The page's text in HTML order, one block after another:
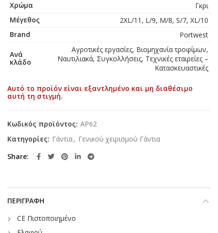
Χρώμα
Γκρι
Μέγεθος
2XL/11, L/9, M/8, S/7, XL/10
Brand
Portwest
Ανά
κλάδο
Αγροτικές εργασίες, Βιομηχανία τροφίμων,
Ναυτιλιακά, Συγκολλήσεις, Τεχνικές εταιρείες –
Κατασκευαστικές
Αυτό το προϊόν είναι εξαντλημένο και μη διαθέσιμο
αυτή τη στιγμή.
Κωδικός προϊόντος: AP62
Κατηγορίες: Γάντια, Γενικού χειρισμού Γάντια
Share
ΠΕΡΙΓΡΑΦΉ
CE Πιστοποιημένο